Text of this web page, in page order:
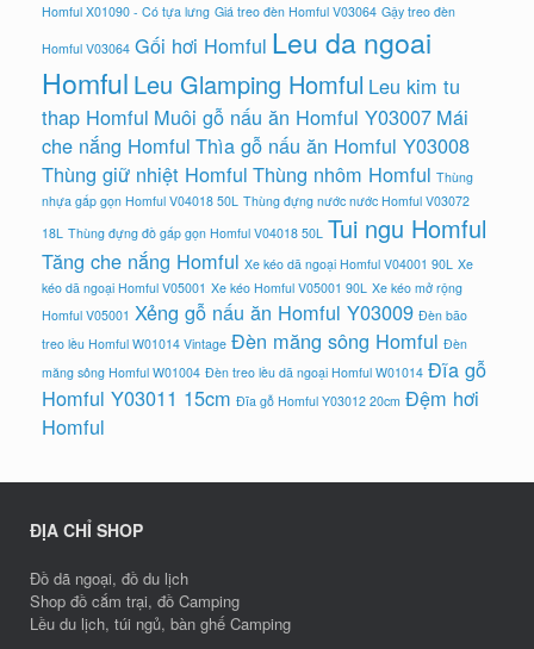
Homful X01090 - Có tựa lưng Giá treo đèn Homful V03064 Gậy treo đèn
Homful V03064 Gối hơi Homful Leu da ngoai
Homful Leu Glamping Homful Leu kim tu
thap Homful Muôi gỗ nấu ăn Homful Y03007 Mái
che nắng Homful Thìa gỗ nấu ăn Homful Y03008
Thùng giữ nhiệt Homful Thùng nhôm Homful Thùng
nhựa gấp gọn Homful V04018 50L Thùng đựng nước nước Homful V03072
18L Thùng đựng đồ gấp gọn Homful V04018 50L Tui ngu Homful
Tăng che nắng Homful Xe kéo dã ngoại Homful V04001 90L Xe
kéo dã ngoại Homful V05001 Xe kéo Homful V05001 90L Xe kéo mở rộng
Homful V05001 Xẻng gỗ nấu ăn Homful Y03009 Đèn bão
treo lều Homful W01014 Vintage Đèn măng sông Homful Đèn
măng sông Homful W01004 Đèn treo lều dã ngoại Homful W01014 Đĩa gỗ
Homful Y03011 15cm Đĩa gỗ Homful Y03012 20cm Đệm hơi
Homful
ĐỊA CHỈ SHOP
Đồ dã ngoại, đồ du lịch
Shop đồ cắm trại, đồ Camping
Lều du lịch, túi ngủ, bàn ghế Camping